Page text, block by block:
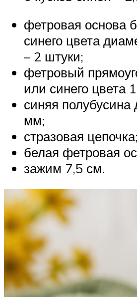
фетровая основа
синего цвета
– 2 штуки;
фетровый
или синего цвета
синяя
мм;
стразовая цепочка;
белая фетровая
зажим 7,5 см.